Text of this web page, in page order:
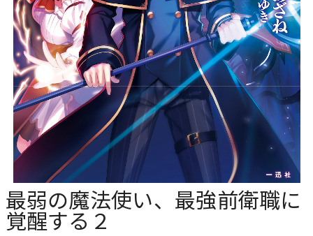
最弱の魔法使い、最強前衛職に
覚醒する２